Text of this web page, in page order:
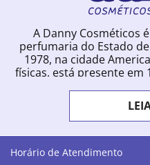
A Danny Cosméticos
perfumaria do Estado
1978, na cidade
físicas, está presente em
começou a vender
Com uma infinidade de
produtos que vão do
Cosméticos mantém
300 grandes
Horário de Atendimento